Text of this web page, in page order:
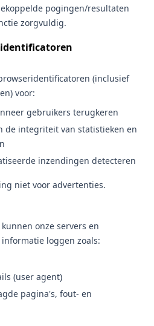
pogingen/resultaten
zorgvuldig.
(inclusief
voor:
gebruikers terugkeren
de integriteit van statistieken en
inzendingen detecteren
niet voor advertenties.
onze servers en
loggen zoals:
(user agent)
pagina's, fout- en